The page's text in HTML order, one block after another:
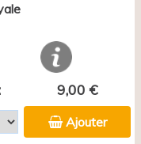
9,00 €
Ajouter